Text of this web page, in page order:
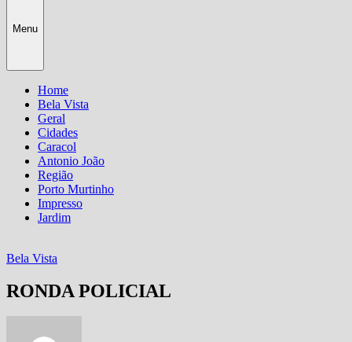
Menu
Home
Bela Vista
Geral
Cidades
Caracol
Antonio João
Região
Porto Murtinho
Impresso
Jardim
Bela Vista
RONDA POLICIAL